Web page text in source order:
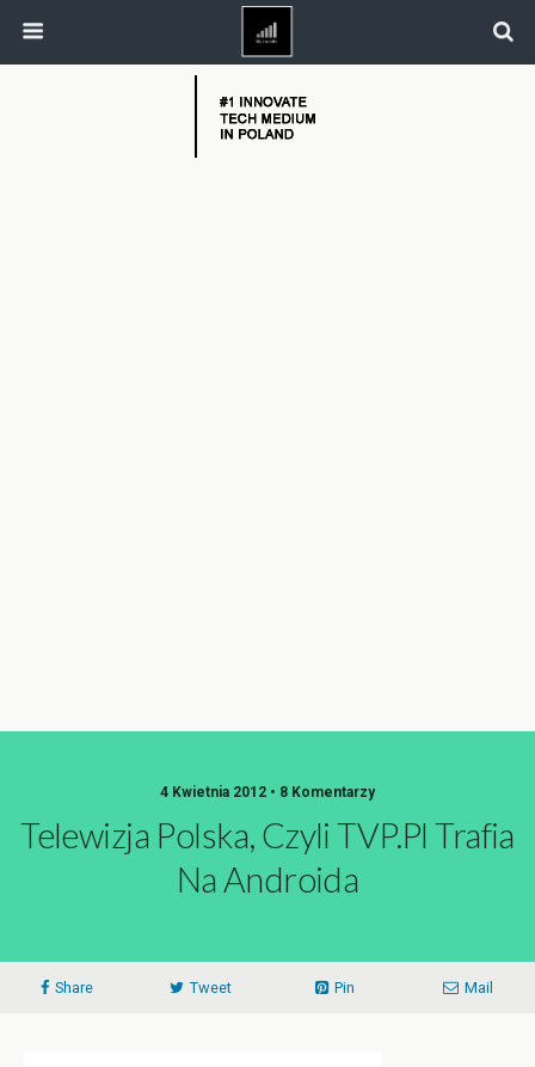
4 Kwietnia 2012 • 8 Komentarzy
Telewizja Polska, Czyli TVP.pl Trafia
Na Androida
Share Tweet Pin Mail